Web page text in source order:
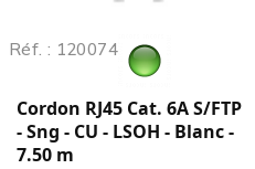
Réf. : 120074
Cordon RJ45 Cat. 6A S/FTP
- Sng - CU - LSOH - Blanc -
7.50 m